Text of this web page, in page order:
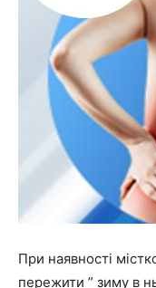
При наявності
пережити ” зиму в